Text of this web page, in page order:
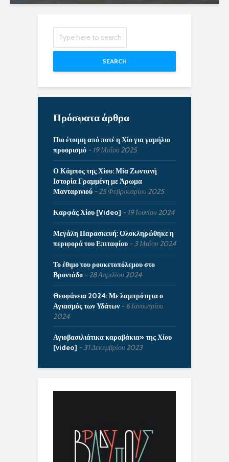
SEARCH
Πρόσφατα άρθρα
Πιο έτοιμη από ποτέ η Χίο για γαμήλιο
προορισμό
19 Μαΐου 2025
Ο Κάμπος της Χίου: Μία Ζωντανή
Ιστορία Γραμμένη με Άρωμα
Μανταρινιού
25 Φεβρουαρίου 2025
Καρφάς Χίου [Video] 19 Ιουνίου 2024
Μεγάλη Παρασκευή: Ολοκληρώθηκε η
περιφορά του Επιταφίου
3 Μαΐου 2024
Το έθιμο του ρουκετοπόλεμου στο
Βροντάδο
28 Απριλίου 2024
Θεοφάνεια 2024: Με λαμπρότητα ο
Αγιασμός των Υδάτων
6 Ιανουαρίου
2024
Αγιοβασιλιάτικα καραβάκια» της Χίου
[video]
31 Δεκεμβρίου 2023